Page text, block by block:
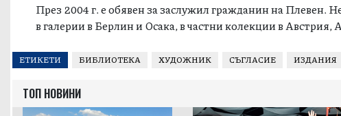
През 2004 г. е обявен за заслужил гражданин на Плевен.
в галерии в Берлин и Осака, в частни колекции в
ЕТИКЕТИ БИБЛИОТЕКА ХУДОЖНИК СЪГЛАСИЕ ИЗДАНИЯ
ТОП НОВИНИ